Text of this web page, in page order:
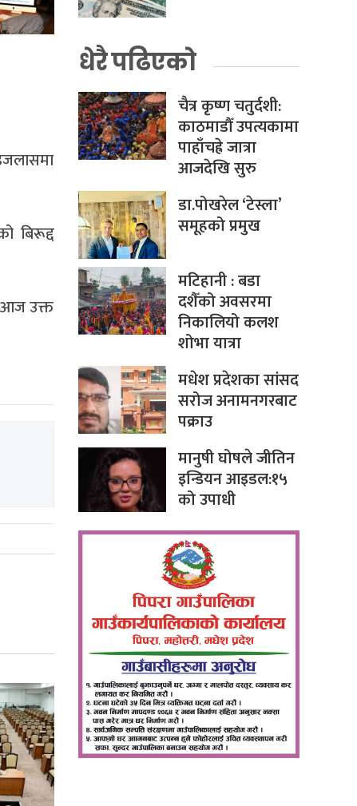
बिरूद्द
आज उक्त
धेरै पढिएको
चैत्र कृष्ण चतुर्दशी:
काठमाडौँ उपत्यकामा
पाहाँचह्रे जात्रा
आजदेखि सुरु
डा.पोखरेल ‘टेस्ला’
समूहको प्रमुख
मटिहानी : बडा
दशैँको अवसरमा
निकालियो कलश
शोभा यात्रा
मधेश प्रदेशका सांसद
सरोज अनामनगरबाट
पक्राउ
मानुषी घोषले जीतिन
इन्डियन आइडल:१५
को उपाधी